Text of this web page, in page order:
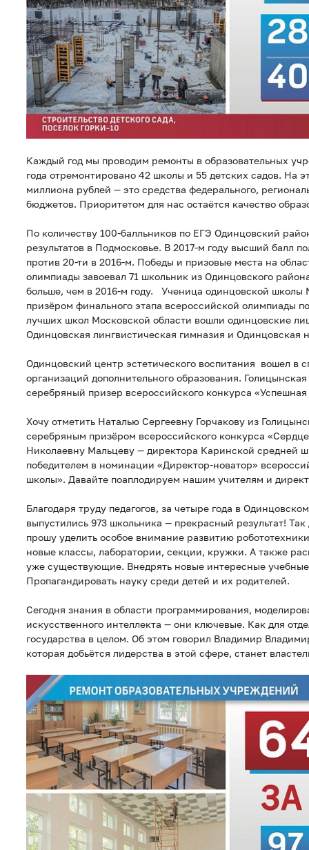
Каждый год мы проводим ремонты в образовательных
года отремонтировано 42 школы и 55 детских садов. На
миллиона рублей — это средства федерального,
бюджетов. Приоритетом для нас остаётся качество
По количеству 100-балльников по ЕГЭ Одинцовский
результатов в Подмосковье. В 2017-м году высший балл
против 20-ти в 2016-м. Победы и призовые места на
олимпиады завоевал 71 школьник из Одинцовского
больше, чем в 2016-м году. Ученица одинцовской
призёром финального этапа всероссийской олимпиады
лучших школ Московской области вошли одинцовские
Одинцовская лингвистическая гимназия и
Одинцовский центр эстетического воспитания вошел в
организаций дополнительного образования.
серебряный призер всероссийского конкурса
Хочу отметить Наталью Сергеевну Горчакову из
серебряным призёром всероссийского конкурса
Николаевну Мальцеву — директора Каринской средней
победителем в номинации «Директор-новатор»
школы». Давайте поаплодируем нашим учителям и
Благодаря труду педагогов, за четыре года в
выпустились 973 школьника — прекрасный результат!
прошу уделить особое внимание развитию
новые классы, лаборатории, секции, кружки. А также
уже существующие. Внедрять новые интересные
Пропагандировать науку среди детей и их родителей.
Сегодня знания в области программирования,
искусственного интеллекта — они ключевые. Как для
государства в целом. Об этом говорил Владимир
которая добьётся лидерства в этой сфере, станет